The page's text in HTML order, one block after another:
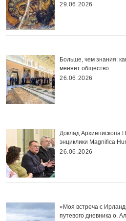
29.06.2026
Больше, чем знания:
меняет общество
26.06.2026
Доклад Архиепископа
энциклики Magnifica
26.06.2026
«Моя встреча с
путевого дневника о.